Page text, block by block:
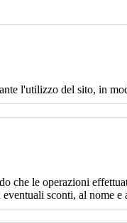
l'utilizzo del sito, in
che le operazioni
sconti, al nome e